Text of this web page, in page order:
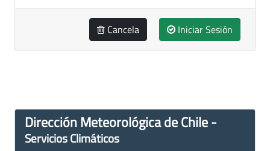
Cancela Iniciar Sesión
Dirección Meteorológica de Chile -
Servicios Climáticos